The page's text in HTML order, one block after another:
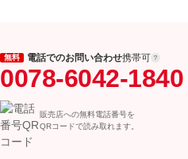
無料 電話でのお問い合わせ携帯可
0078-6042-1840
販売店への無料電話番号を
QRコードで読み取れます。